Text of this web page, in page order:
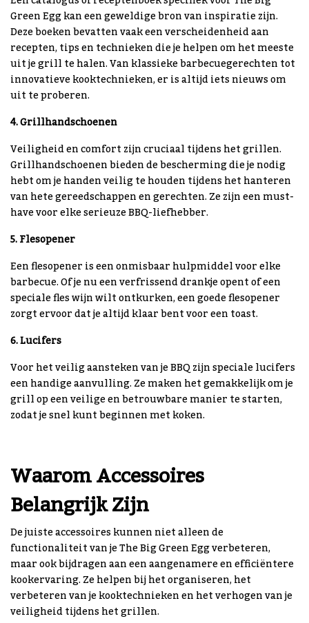
Green Egg kan een geweldige bron van inspiratie zijn.
Deze boeken bevatten vaak een verscheidenheid aan
recepten, tips en technieken die je helpen om het meeste
uit je grill te halen. Van klassieke barbecuegerechten tot
innovatieve kooktechnieken, er is altijd iets nieuws om
uit te proberen.
4. Grillhandschoenen
Veiligheid en comfort zijn cruciaal tijdens het grillen.
Grillhandschoenen bieden de bescherming die je nodig
hebt om je handen veilig te houden tijdens het hanteren
van hete gereedschappen en gerechten. Ze zijn een must-
have voor elke serieuze BBQ-liefhebber.
5. Flesopener
Een flesopener is een onmisbaar hulpmiddel voor elke
barbecue. Of je nu een verfrissend drankje opent of een
speciale fles wijn wilt ontkurken, een goede flesopener
zorgt ervoor dat je altijd klaar bent voor een toast.
6. Lucifers
Voor het veilig aansteken van je BBQ zijn speciale lucifers
een handige aanvulling. Ze maken het gemakkelijk om je
grill op een veilige en betrouwbare manier te starten,
zodat je snel kunt beginnen met koken.
Waarom Accessoires
Belangrijk Zijn
De juiste accessoires kunnen niet alleen de
functionaliteit van je The Big Green Egg verbeteren,
maar ook bijdragen aan een aangenamere en efficiëntere
kookervaring. Ze helpen bij het organiseren, het
verbeteren van je kooktechnieken en het verhogen van je
veiligheid tijdens het grillen.